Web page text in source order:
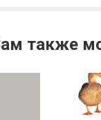
также